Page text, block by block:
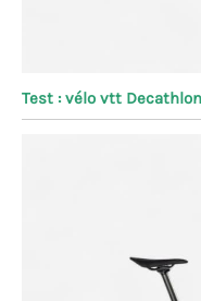
Test : vélo vtt